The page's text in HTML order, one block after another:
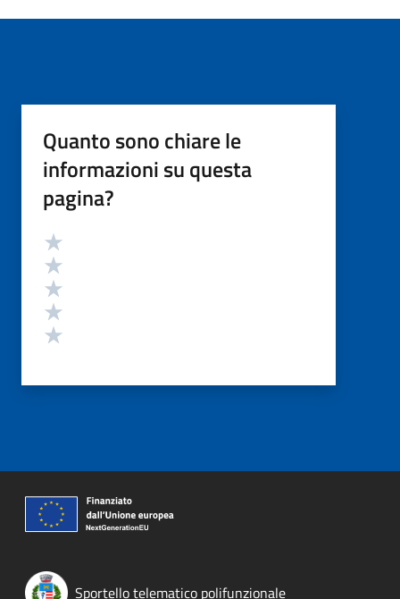
Quanto sono chiare le
informazioni su questa
pagina?
Valutazione
Sportello telematico polifunzionale